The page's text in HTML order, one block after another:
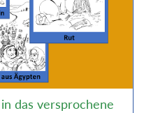
das versprochene